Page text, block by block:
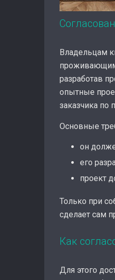
Владельцам
проживающим
разработав
опытные
заказчика по
Основные
он
его
проект
Только при
сделает сам
Как
Для этого